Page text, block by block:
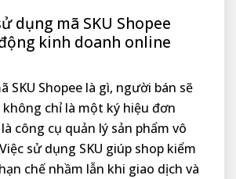
dụng mã SKU Shopee
kinh doanh online
SKU Shopee là gì, người bán sẽ
chỉ là một ký hiệu đơn
công cụ quản lý sản phẩm vô
sử dụng SKU giúp shop kiểm
chế nhầm lẫn khi giao dịch và